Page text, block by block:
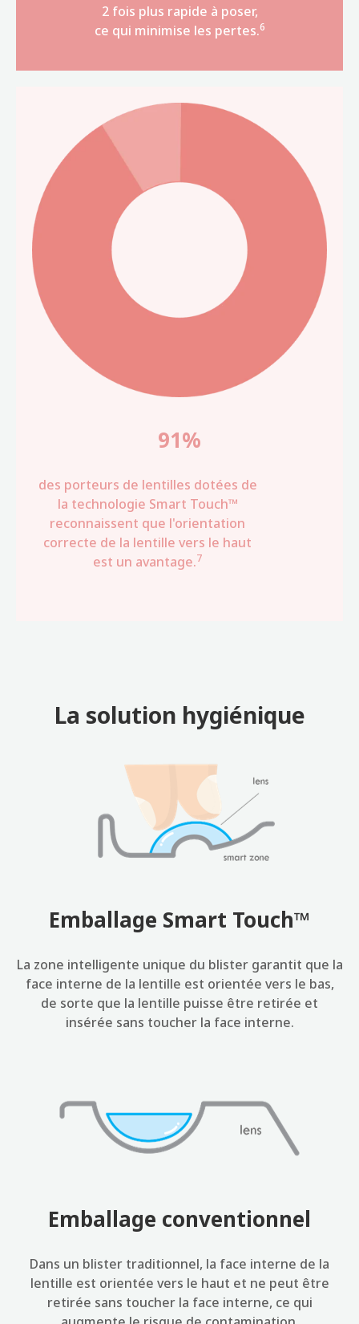
2 fois plus rapide à poser,
ce qui minimise les pertes.6
91%
des porteurs de lentilles dotées de
la technologie Smart Touch™
reconnaissent que l'orientation
correcte de la lentille vers le haut
est un avantage.7
La solution hygiénique
Emballage Smart Touch™
La zone intelligente unique du blister garantit que la
face interne de la lentille est orientée vers le bas,
de sorte que la lentille puisse être retirée et
insérée sans toucher la face interne.
Emballage conventionnel
Dans un blister traditionnel, la face interne de la
lentille est orientée vers le haut et ne peut être
retirée sans toucher la face interne, ce qui